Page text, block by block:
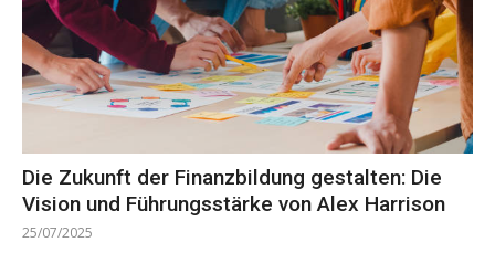
Die Zukunft der Finanzbildung gestalten: Die
Vision und Führungsstärke von Alex Harrison
25/07/2025